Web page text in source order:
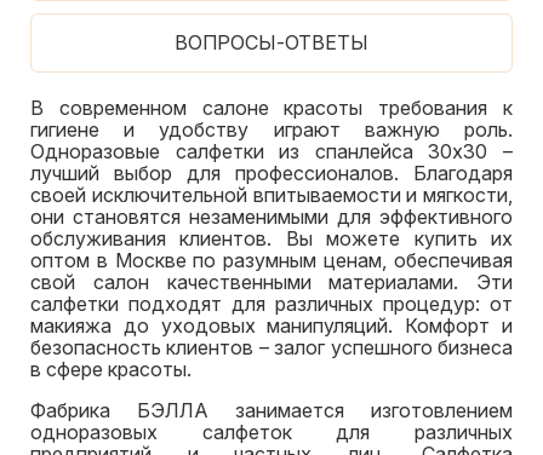
ВОПРОСЫ-ОТВЕТЫ
В современном салоне красоты требования к
гигиене и удобству играют важную роль.
Одноразовые салфетки из спанлейса 30х30 –
лучший выбор для профессионалов. Благодаря
своей исключительной впитываемости и мягкости,
они становятся незаменимыми для эффективного
обслуживания клиентов. Вы можете купить их
оптом в Москве по разумным ценам, обеспечивая
свой салон качественными материалами. Эти
салфетки подходят для различных процедур: от
макияжа до уходовых манипуляций. Комфорт и
безопасность клиентов – залог успешного бизнеса
в сфере красоты.
Фабрика БЭЛЛА занимается изготовлением
одноразовых салфеток для различных